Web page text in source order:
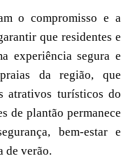
o compromisso e a
que residentes e
experiência segura e
da região, que
atrativos turísticos do
de plantão permanece
bem-estar e
de verão.